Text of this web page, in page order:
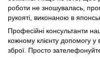
роботи не зношувалась,
рукояті, виконаною в
Професійні консультанти
кожному клієнту допомогу у
зброї. Просто